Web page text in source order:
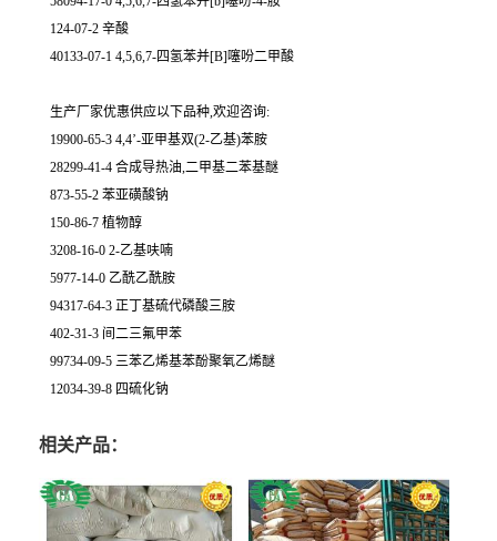
124-07-2 辛酸
40133-07-1 4,5,6,7-四氢苯并[B]噻吩二甲酸
生产厂家优惠供应以下品种,欢迎咨询:
19900-65-3 4,4’-亚甲基双(2-乙基)苯胺
28299-41-4 合成导热油,二甲基二苯基醚
873-55-2 苯亚磺酸钠
150-86-7 植物醇
3208-16-0 2-乙基呋喃
5977-14-0 乙酰乙酰胺
94317-64-3 正丁基硫代磷酸三胺
402-31-3 间二三氟甲苯
99734-09-5 三苯乙烯基苯酚聚氧乙烯醚
12034-39-8 四硫化钠
相关产品：